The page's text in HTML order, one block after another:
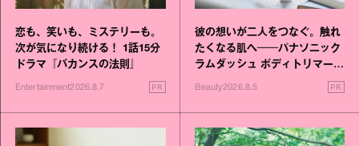
恋も、笑いも、ミステリーも。
次が気になり続ける！ 1話15分
ドラマ『バカンスの法則』
Entertainment2026.8.7 PR
彼の想いが二人をつなぐ。触れ
たくなる肌へ──パナソニック
ラムダッシュ ボディトリマーが
Beauty2026.8.5 PR